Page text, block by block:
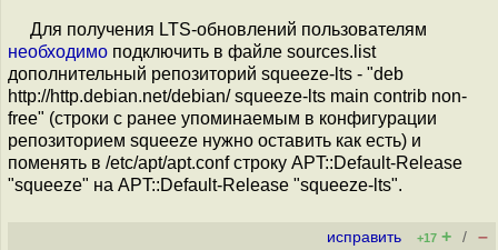
Для получения LTS-обновлений пользователям
необходимо подключить в файле sources.list
дополнительный репозиторий squeeze-lts - "deb
http://http.debian.net/debian/ squeeze-lts main contrib non-
free" (строки с ранее упоминаемым в конфигурации
репозиторием squeeze нужно оставить как есть) и
поменять в /etc/apt/apt.conf строку APT::Default-Release
"squeeze" на APT::Default-Release "squeeze-lts".
исправить +17 + / –